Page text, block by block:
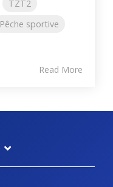
TZT2
Pêche sportive
Read More